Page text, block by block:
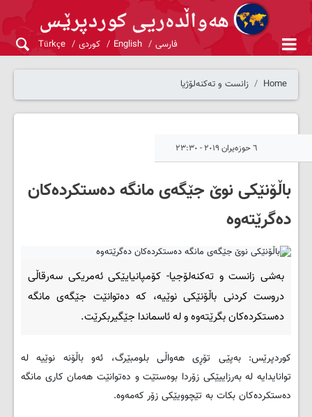
فارسی English کوردی Türkçe
Home زانست و تەکنەلۆژیا
٦ حوزەیران ٢٠١٩ - ٢٣:٣٠
باڵۆنێکى نوێ جێگەى مانگە دەستکردەکان
دەگرێتەوە
بەشی زانست و تەکنەلۆجیا- کۆمپانیایێکی ئەمریکی سەرقاڵی
دروست کردنی باڵۆنێکى نوێیە، کە دەتوانێت جێگەى مانگە
دەستکردەکان بگرێتەوە و لە ئاسماندا جێگیربکرێت.
کوردپرێس: بەپێی تۆڕی هەواڵی بلومبێرگ، ئەو باڵۆنە نوێیە لە
توانایدایە لە بەرزاییێکی زۆردا بوەستێت و دەتوانێت هەمان کاری مانگە
دەستکردەکان بکات بە تێچوویێکی زۆر کەمەوە.